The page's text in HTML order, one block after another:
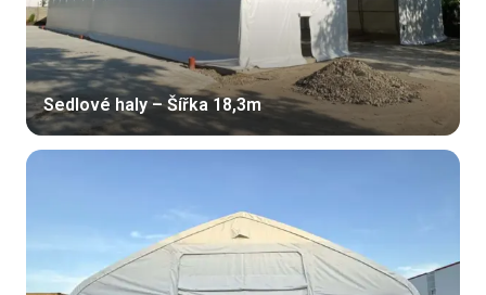
Sedlové haly – Šířka 18,3m